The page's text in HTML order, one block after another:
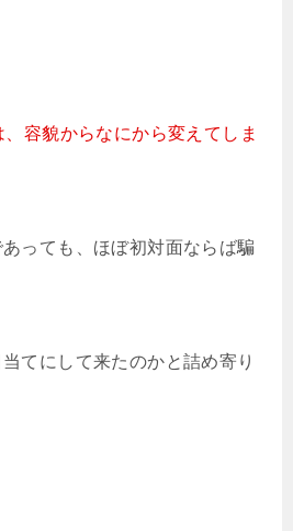
容貌からなにから変えてしま
っても、ほぼ初対面ならば騙
当てにして来たのかと詰め寄り